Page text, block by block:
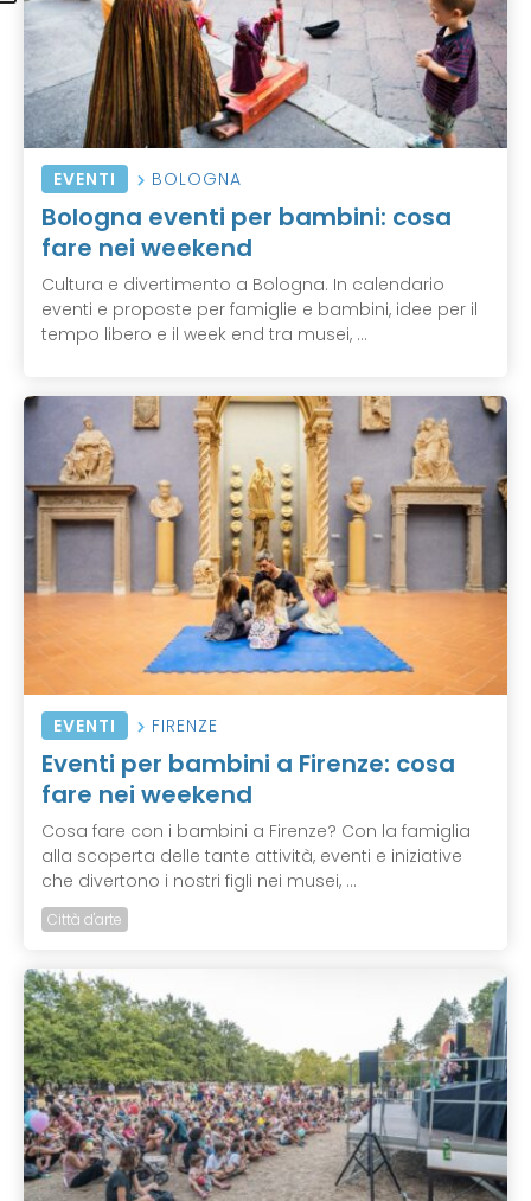
EVENTI BOLOGNA
Bologna eventi per bambini: cosa
fare nei weekend
Cultura e divertimento a Bologna. In calendario
eventi e proposte per famiglie e bambini, idee per il
tempo libero e il week end tra musei, ...
EVENTI FIRENZE
Eventi per bambini a Firenze: cosa
fare nei weekend
Cosa fare con i bambini a Firenze? Con la famiglia
alla scoperta delle tante attività, eventi e iniziative
che divertono i nostri figli nei musei, ...
Città d'arte